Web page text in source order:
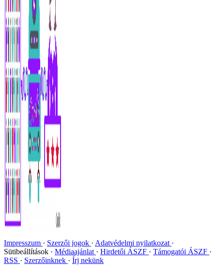
Impresszum Szerzői jogok
Adatvédelmi nyilatkozat
Sütibeállítások
Médiaajánlat Hirdetői ÁSZF
Támogatói ÁSZF
RSS
Szerzőinknek Írj nekünk